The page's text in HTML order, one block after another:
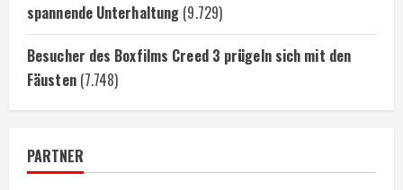
spannende Unterhaltung (9.729)
Besucher des Boxfilms Creed 3 prügeln sich mit den
Fäusten (7.748)
PARTNER